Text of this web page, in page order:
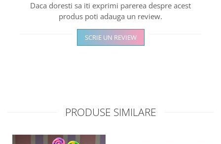
Daca doresti sa iti exprimi parerea despre acest
produs poti adauga un review.
SCRIE UN REVIEW
PRODUSE SIMILARE